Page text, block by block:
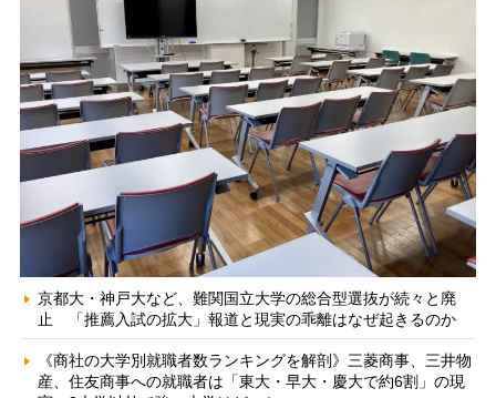
京都大・神戸大など、難関国立大学の総合型選抜が続々と廃
止 「推薦入試の拡大」報道と現実の乖離はなぜ起きるのか
《商社の大学別就職者数ランキングを解剖》三菱商事、三井物
産、住友商事への就職者は「東大・早大・慶大で約6割」の現